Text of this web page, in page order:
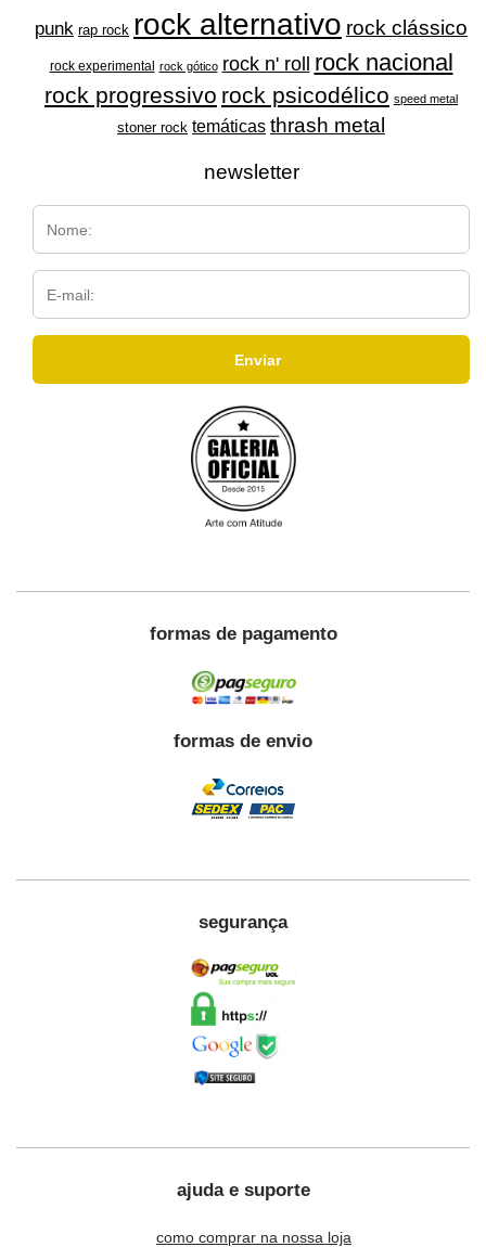
punk rap rock rock alternativo rock clássico
rock experimental rock gótico rock n' roll rock nacional
rock progressivo rock psicodélico speed metal
stoner rock temáticas thrash metal
newsletter
formas de pagamento
formas de envio
segurança
ajuda e suporte
como comprar na nossa loja